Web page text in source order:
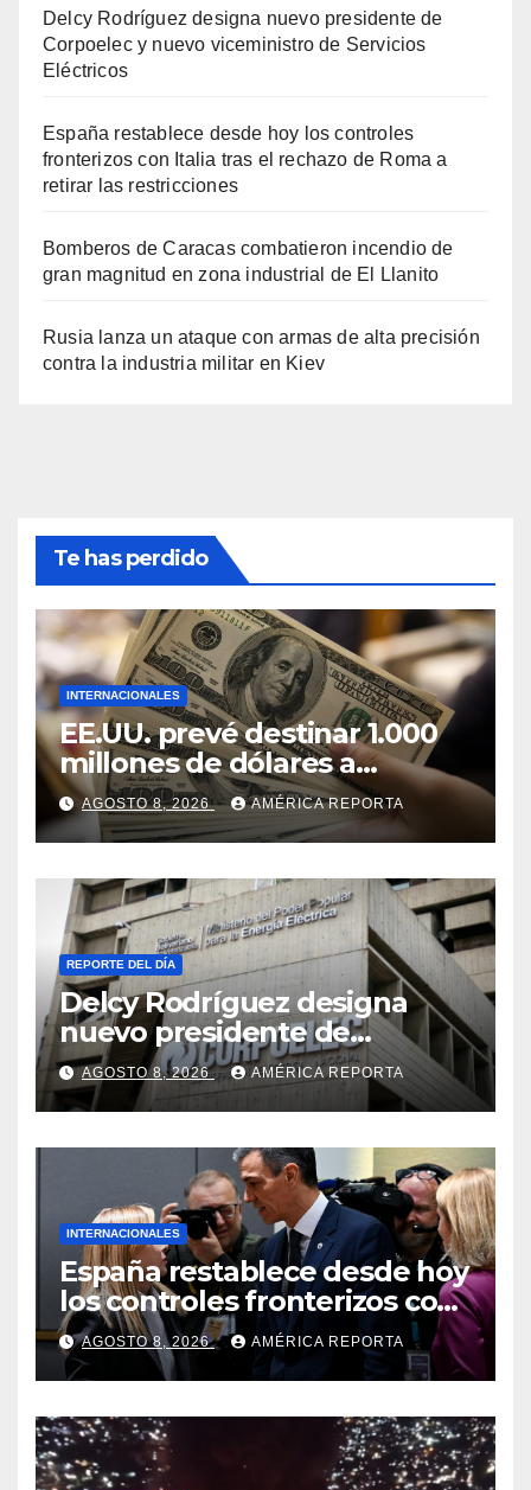
Delcy Rodríguez designa nuevo presidente de
Corpoelec y nuevo viceministro de Servicios
Eléctricos
España restablece desde hoy los controles
fronterizos con Italia tras el rechazo de Roma a
retirar las restricciones
Bomberos de Caracas combatieron incendio de
gran magnitud en zona industrial de El Llanito
Rusia lanza un ataque con armas de alta precisión
contra la industria militar en Kiev
Te has perdido
INTERNACIONALES
EE.UU. prevé destinar 1.000
millones de dólares a
Colombia para un paquete
de seguridad
AGOSTO 8, 2026 AMÉRICA REPORTA
REPORTE DEL DÍA
Delcy Rodríguez designa
nuevo presidente de
Corpoelec y nuevo
viceministro de Servicios
Eléctricos
AGOSTO 8, 2026 AMÉRICA REPORTA
INTERNACIONALES
España restablece desde hoy
los controles fronterizos con
Italia tras el rechazo de Roma
a retirar las restricciones
AGOSTO 8, 2026 AMÉRICA REPORTA